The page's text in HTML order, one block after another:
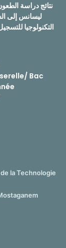
Bac
la Technologie